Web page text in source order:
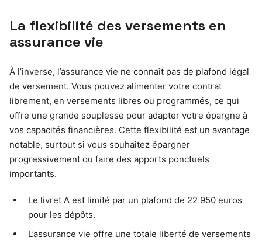
La flexibilité des versements en
assurance vie
À l’inverse, l’assurance vie ne connaît pas de plafond légal
de versement. Vous pouvez alimenter votre contrat
librement, en versements libres ou programmés, ce qui
offre une grande souplesse pour adapter votre épargne à
vos capacités financières. Cette flexibilité est un avantage
notable, surtout si vous souhaitez épargner
progressivement ou faire des apports ponctuels
importants.
Le livret A est limité par un plafond de 22 950 euros
pour les dépôts.
L’assurance vie offre une totale liberté de versements